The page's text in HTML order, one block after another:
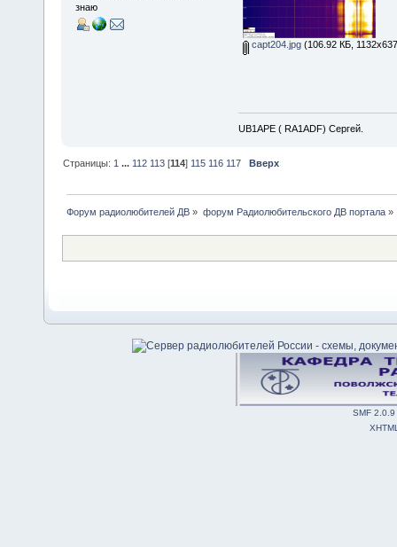
знаю
capt204.jpg(106.92 КБ,
UB1APE ( RA1ADF) Сергей.
Страницы: 1 ... 112 113 [114] 115 116 117 Вверх
Форум радиолюбителей ДВ » форум Радиолюбительского ДВ портала»
SMF 2.0.9